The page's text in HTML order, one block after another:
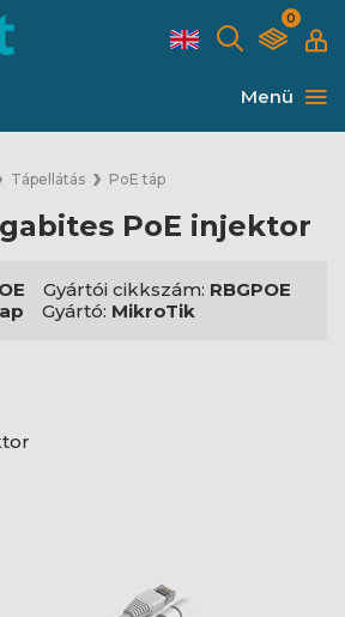
0
Menü
Tápellátás PoE táp
PoE injektor
Gyártói cikkszám: RBGPOE
Gyártó: MikroTik